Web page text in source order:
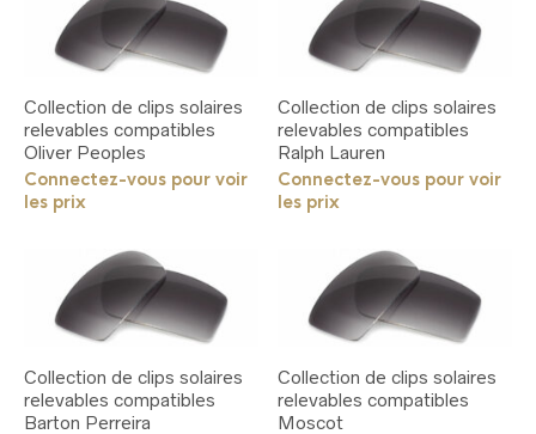
Collection de clips solaires
relevables compatibles
Oliver Peoples
Connectez-vous pour voir
les prix
Collection de clips solaires
relevables compatibles
Ralph Lauren
Connectez-vous pour voir
les prix
Collection de clips solaires
relevables compatibles
Barton Perreira
Collection de clips solaires
relevables compatibles
Moscot